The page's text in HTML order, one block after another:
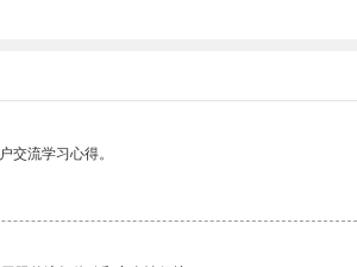
交流学习心得。